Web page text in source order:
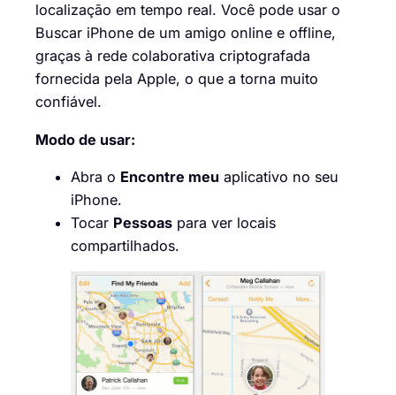
localização em tempo real. Você pode usar o
Buscar iPhone de um amigo online e offline,
graças à rede colaborativa criptografada
fornecida pela Apple, o que a torna muito
confiável.
Modo de usar:
Abra o Encontre meu aplicativo no seu
iPhone.
Tocar Pessoas para ver locais
compartilhados.